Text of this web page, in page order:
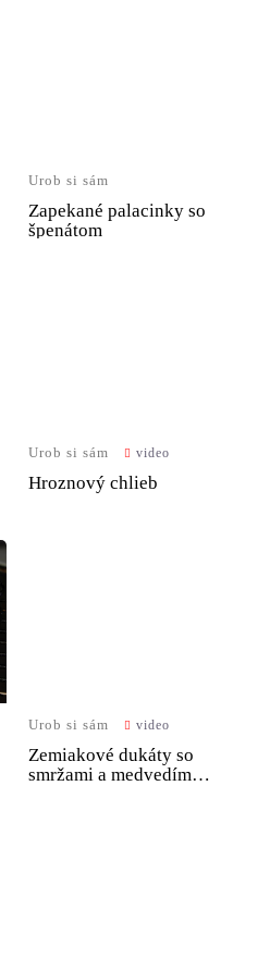
Urob si sám
Zapekané palacinky so
špenátom
Urob si sám video
Hroznový chlieb
Urob si sám video
Zemiakové dukáty so
smržami a medvedím